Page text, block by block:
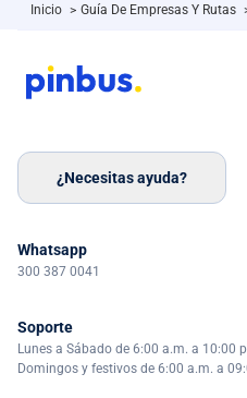
Inicio > Guía De Empresas Y Rutas
¿Necesitas ayuda?
Whatsapp
300 387 0041
Soporte
Lunes a Sábado de 6:00 a.m. a 10:00
Domingos y festivos de 6:00 a.m. a